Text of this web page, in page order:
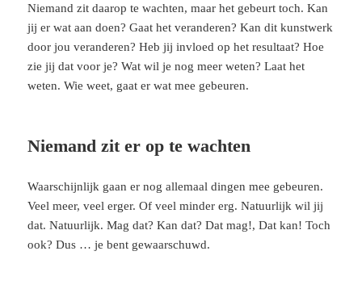
Niemand zit daarop te wachten, maar het gebeurt toch. Kan
jij er wat aan doen? Gaat het veranderen? Kan dit kunstwerk
door jou veranderen? Heb jij invloed op het resultaat? Hoe
zie jij dat voor je? Wat wil je nog meer weten? Laat het
weten. Wie weet, gaat er wat mee gebeuren.
Niemand zit er op te wachten
Waarschijnlijk gaan er nog allemaal dingen mee gebeuren.
Veel meer, veel erger. Of veel minder erg. Natuurlijk wil jij
dat. Natuurlijk. Mag dat? Kan dat? Dat mag!, Dat kan! Toch
ook? Dus … je bent gewaarschuwd.